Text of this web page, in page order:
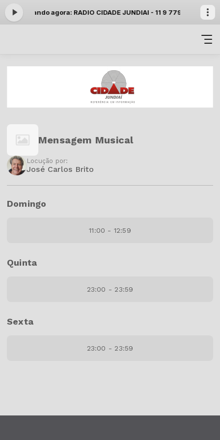
- Tocando agora: RADIO CIDADE JUNDIAI - 11 9 7799 9000
Mensagem Musical
Locução por:
José Carlos Brito
Domingo
11:00 - 12:59
Quinta
23:00 - 23:59
Sexta
23:00 - 23:59